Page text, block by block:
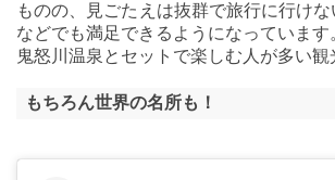
ものの、見ごたえは抜群で旅行に行け
などでも満足できるようになっています
鬼怒川温泉とセットで楽しむ人が多い観
もちろん世界の名所も！